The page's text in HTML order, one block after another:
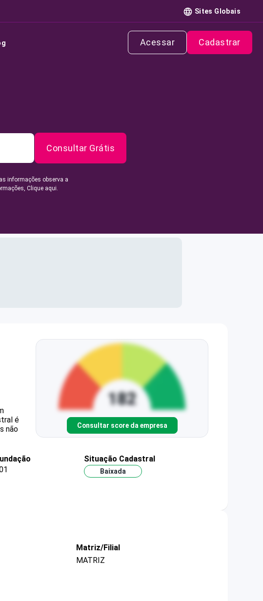
Sites Globais
Acessar Cadastrar
Consultar Grátis
informações observa a
Clique aqui.
é
não
Consultar score da empresa
Situação Cadastral
Baixada
Matriz/Filial
MATRIZ